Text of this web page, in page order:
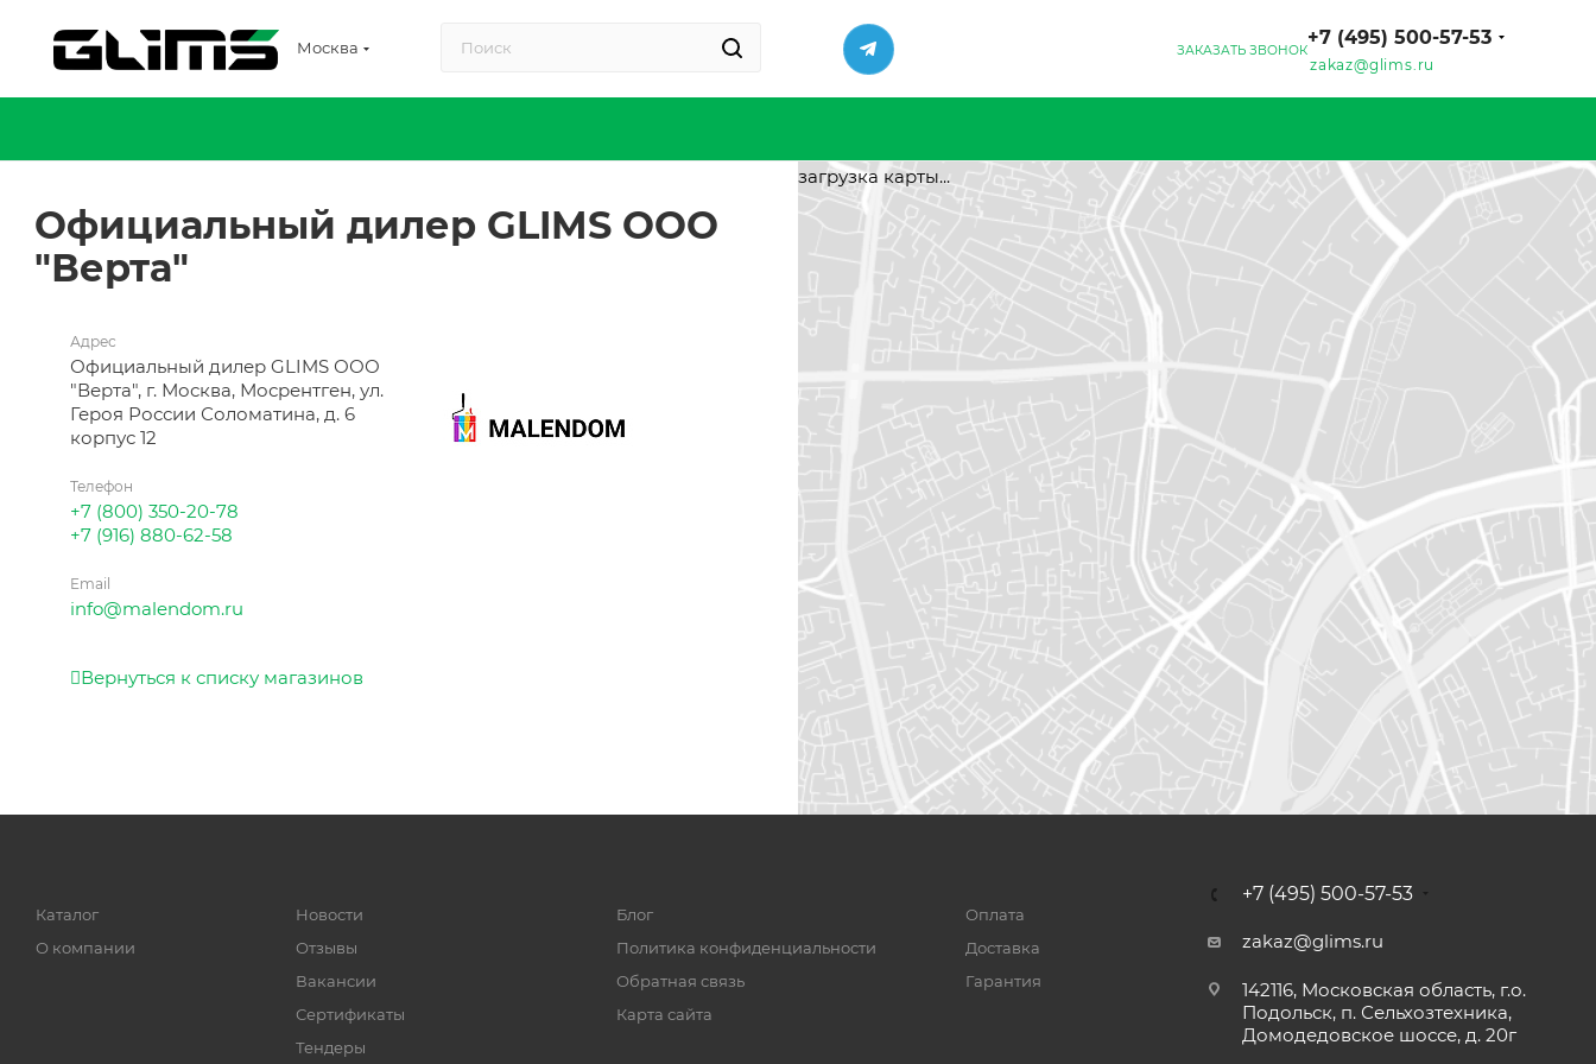
Москва ЗАКАЗАТЬ ЗВОНОК
+7 (495) 500-57-53
zakaz@glims.ru
Официальный дилер GLIMS ООО
"Верта"
Адрес
Официальный дилер GLIMS ООО
"Верта", г. Москва, Мосрентген, ул.
Героя России Соломатина, д. 6
корпус 12
Телефон
+7 (800) 350-20-78
+7 (916) 880-62-58
Email
info@malendom.ru
Вернуться к списку магазинов
загрузка карты...
Каталог
О компании
Новости
Отзывы
Вакансии
Сертификаты
Тендеры
Блог
Политика конфиденциальности
Обратная связь
Карта сайта
Оплата
Доставка
Гарантия
+7 (495) 500-57-53
zakaz@glims.ru
142116, Московская область, г.о.
Подольск, п. Сельхозтехника,
Домодедовское шоссе, д. 20г